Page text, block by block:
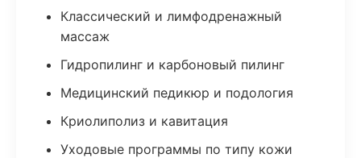
Классический и лимфодренажный
массаж
Гидропилинг и карбоновый пилинг
Медицинский педикюр и подология
Криолиполиз и кавитация
Уходовые программы по типу кожи